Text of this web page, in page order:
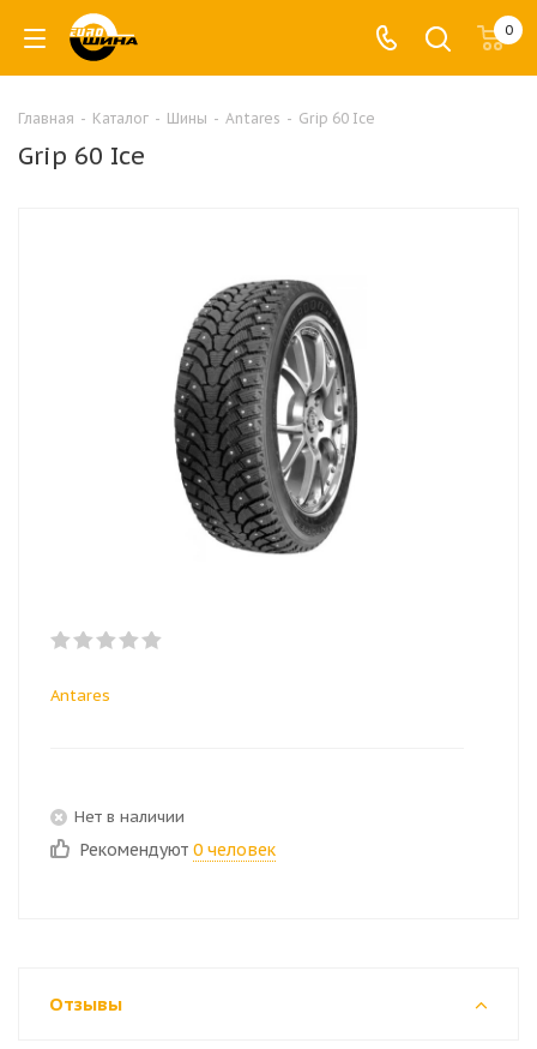
0
Главная - Каталог - Шины - Antares - Grip 60 Ice
Grip 60 Ice
Antares
Нет в наличии
Рекомендуют 0 человек
Отзывы